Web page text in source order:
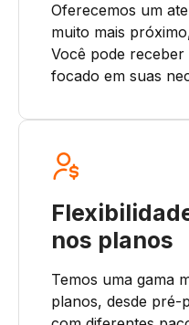
Oferecemos um
muito mais
Você pode
focado em suas
nos planos
Temos uma gama
planos, desde pré-